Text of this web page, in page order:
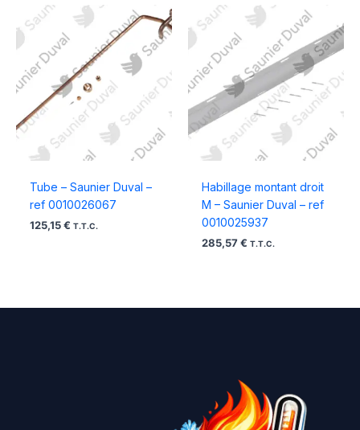
Tube – Saunier Duval –
ref 0010026067
125,15 € T.T.C.
Habillage montant droit
M – Saunier Duval – ref
0010025937
285,57 € T.T.C.